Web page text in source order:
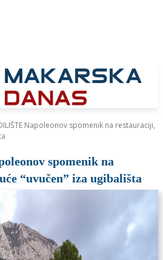
Napoleonov spomenik na restauraciji,
spomenik na
“uvučen” iza ugibališta